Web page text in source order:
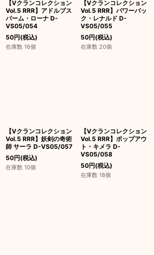
【Vクランコレクション
Vol.5 RRR】アドルブス
パーム・ローナ D-
VS05/054
50円(税込)
在庫数 16個
【Vクランコレクション
Vol.5 RRR】パワーバッ
ク・レナルド D-
VS05/055
50円(税込)
在庫数 20個
【Vクランコレクション
Vol.5 RRR】妖剣の奇術
師 サーラ D-VS05/057
50円(税込)
在庫数 10個
【Vクランコレクション
Vol.5 RRR】ポップアウ
ト・キメラ D-
VS05/058
50円(税込)
在庫数 18個